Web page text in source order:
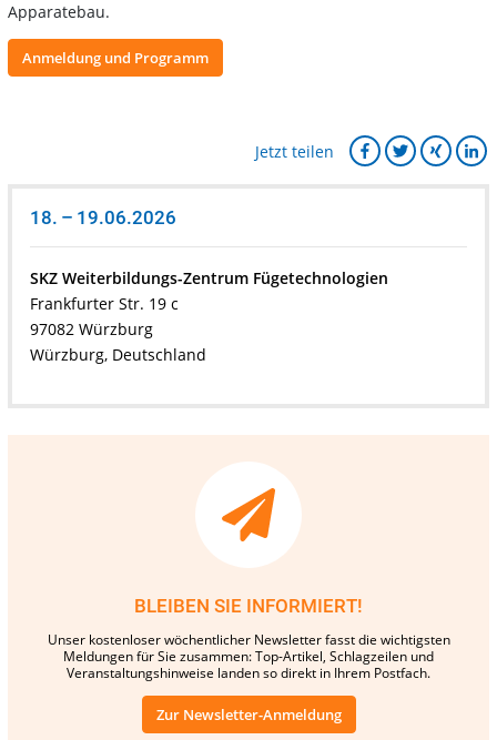
Apparatebau.
Anmeldung und Programm
Jetzt teilen
18. – 19.06.2026
SKZ Weiterbildungs-Zentrum Fügetechnologien
Frankfurter Str. 19 c
97082 Würzburg
Würzburg, Deutschland
BLEIBEN SIE INFORMIERT!
Unser kostenloser wöchentlicher Newsletter fasst die wichtigsten
Meldungen für Sie zusammen: Top-Artikel, Schlagzeilen und
Veranstaltungshinweise landen so direkt in Ihrem Postfach.
Zur Newsletter-Anmeldung